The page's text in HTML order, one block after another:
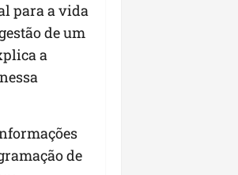
para a vida
de um
a
de